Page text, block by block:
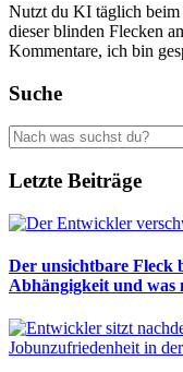
Nutzt du KI täglich
dieser blinden Flecken
Kommentare, ich bin
Suche
Letzte Beiträge
Der unsichtbare Fleck
Abhängigkeit und was